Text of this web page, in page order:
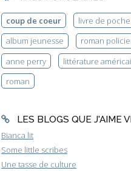
coup de coeur livre de poche
album jeunesse
roman
anne perry
littérature
roman
LES BLOGS QUE J'AIME
Bianca lit
Some little scribes
Une tasse de culture